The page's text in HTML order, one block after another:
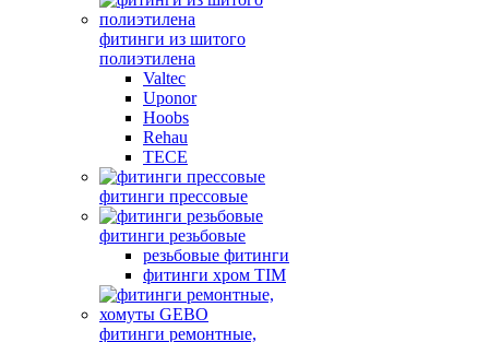
фитинги из шитого
полиэтилена
Valtec
Uponor
Hoobs
Rehau
TECE
фитинги прессовые
фитинги резьбовые
резьбовые фитинги
фитинги хром TIM
фитинги ремонтные,